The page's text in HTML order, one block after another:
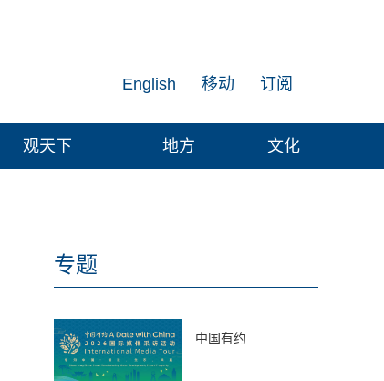
订阅
移动
English
观天下 地方 文化
专题
中国有约